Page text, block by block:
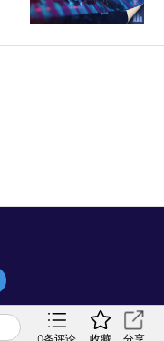
0条评论 收藏 分享